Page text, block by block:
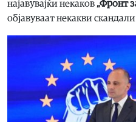
најавувајќи некаков „Фронт
објавуваат некакви